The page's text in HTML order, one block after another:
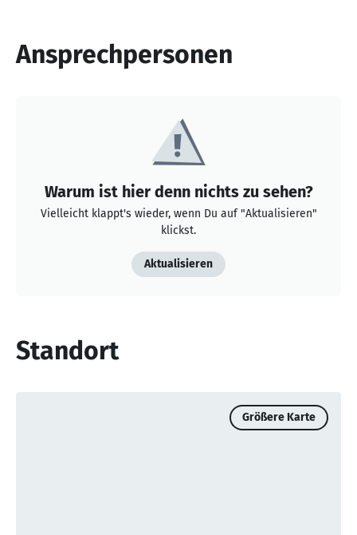
Ansprechpersonen
Warum ist hier denn nichts zu sehen?
Vielleicht klappt's wieder, wenn Du auf "Aktualisieren"
klickst.
Aktualisieren
Standort
Größere Karte